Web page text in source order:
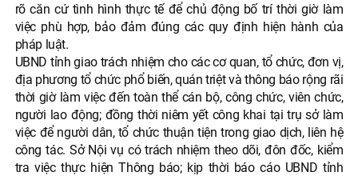
rõ căn cứ tình hình thực tế để chủ động bố trí thời giờ làm
việc phù hợp, bảo đảm đúng các quy định hiện hành của
pháp luật.
UBND tỉnh giao trách nhiệm cho các cơ quan, tổ chức, đơn vị,
địa phương tổ chức phổ biến, quán triệt và thông báo rộng rãi
thời giờ làm việc đến toàn thể cán bộ, công chức, viên chức,
người lao động; đồng thời niêm yết công khai tại trụ sở làm
việc để người dân, tổ chức thuận tiện trong giao dịch, liên hệ
công tác. Sở Nội vụ có trách nhiệm theo dõi, đôn đốc, kiểm
tra việc thực hiện Thông báo; kịp thời báo cáo UBND tỉnh